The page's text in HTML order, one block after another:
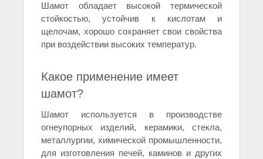
Шамот обладает высокой термической
стойкостью, устойчив к кислотам и
щелочам, хорошо сохраняет свои свойства
при воздействии высоких температур.
Какое применение имеет
шамот?
Шамот используется в производстве
огнеупорных изделий, керамики, стекла,
металлургии, химической промышленности,
для изготовления печей, каминов и других